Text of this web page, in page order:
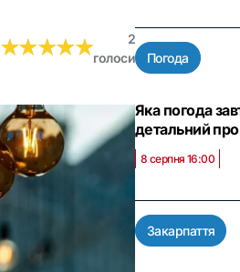
★★★★★
★★★★★
2
голоси
Погода
Яка погода
детальний
8 серпня 16:00
Закарпаття